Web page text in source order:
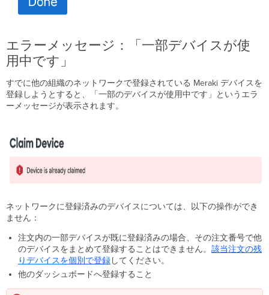
エラーメッセージ：「一部デバイスが使
用中です」
すでに他の組織のネットワークで登録されている Meraki デバイスを
登録しようとすると、「一部のデバイスが使用中です」というエラ
ーメッセージが表示されます。
ネットワークに登録済みのデバイスについては、以下の操作ができ
ません：
注文内の一部デバイスが既に登録済みの場合、その注文番号で他
のデバイスをまとめて登録することはできません。 該当注文の残
りデバイスを個別で登録してください。
他のダッシュボードへ登録すること